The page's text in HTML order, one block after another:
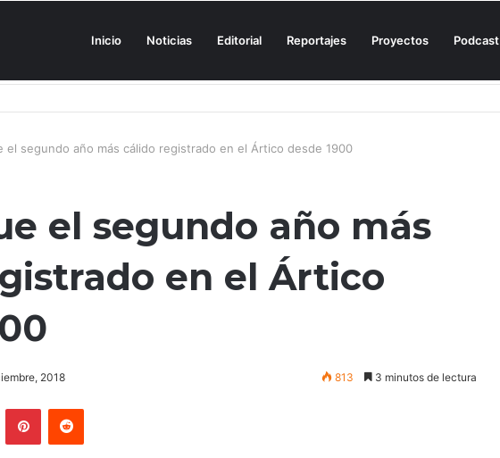
Inicio Noticias Editorial Reportajes Proyectos Podcast
el segundo año más cálido registrado en el Ártico desde 1900
el segundo año más
en el Ártico
2018 813 3 minutos de lectura
PinterestReddit